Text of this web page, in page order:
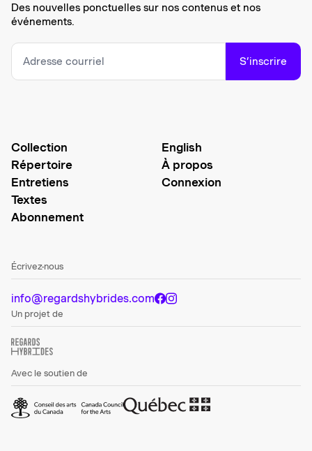
Des nouvelles ponctuelles sur nos contenus et nos
événements.
S’inscrire
Collection
Répertoire
Entretiens
Textes
Abonnement
English
À propos
Connexion
Écrivez-nous
info@regardshybrides.com
Un projet de
Avec le soutien de